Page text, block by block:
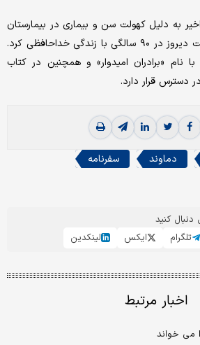
به دلیل کهولت سن و بیماری در بیمارستان
بستری شده بود و در نهایت دیروز در ۹۰ سالگی با زندگی خداحافظی کرد.
نام «برادران امیدوار» و همچنین در کتاب
دسترس قرار دارد.
دماوند
سفرنامه
کنید
تلگرام ایکس لینکدین
اخبار مرتبط
می‌ خواند